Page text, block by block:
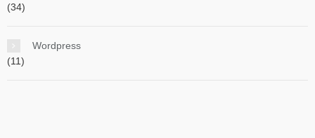
(34)
Wordpress
(11)